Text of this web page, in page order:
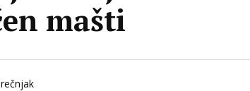
mašti